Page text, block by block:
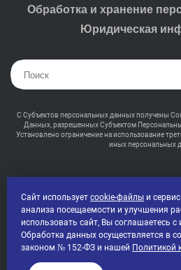
Обработка и хранение
Юридическая
С Субъектов персональных данных получены
Данных, разрешенных Субъектом
Установлено ограничение на использование
иных персональных
2000-2026 © Промсвет -
Все права
Сайт использует cookie-файлы и
анализа посещаемости и улучшения
использовать сайт, Вы соглашаетесь
Обработка данных осуществляется в
законом № 152-ФЗ и нашей Политикой